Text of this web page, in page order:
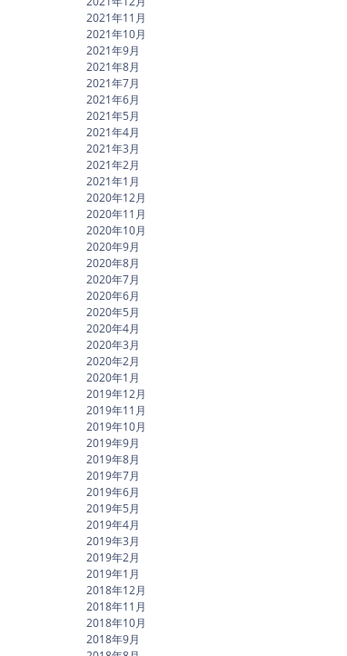
2021年11月
2021年10月
2021年9月
2021年8月
2021年7月
2021年6月
2021年5月
2021年4月
2021年3月
2021年2月
2021年1月
2020年12月
2020年11月
2020年10月
2020年9月
2020年8月
2020年7月
2020年6月
2020年5月
2020年4月
2020年3月
2020年2月
2020年1月
2019年12月
2019年11月
2019年10月
2019年9月
2019年8月
2019年7月
2019年6月
2019年5月
2019年4月
2019年3月
2019年2月
2019年1月
2018年12月
2018年11月
2018年10月
2018年9月